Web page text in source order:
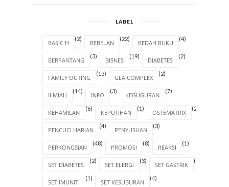
LABEL
BASIC H
(2)
BEBELAN
(22)
BEDAH BUKU
(4)
BERPANTANG
(3)
BISNES
(19)
DIABETES
(2)
FAMILY OUTING
(13)
GLA COMPLEX
(2)
ILMIAH
(14)
INFO
(3)
KEGUGURAN
(7)
KEHAMILAN
(6)
KEPUTIHAN
(1)
OSTEMATRIX
(2)
PENCUCI HARIAN
(4)
PENYUSUAN
(3)
PERKONGSIAN
(48)
PROMOSI
(8)
REAKSI
(1)
SET DIABETES
(2)
SET ELERGI
(3)
SET GASTRIK
(1)
SET IMUNITI
(1)
SET KESUBURAN
(4)